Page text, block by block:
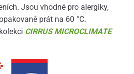
Jsou vhodné pro alergiky,
prát na 60 °C.
CIRRUS MICROCLIMATE